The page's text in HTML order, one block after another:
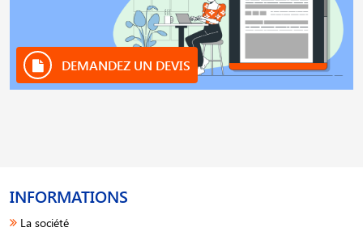
DEMANDEZ UN DEVIS
INFORMATIONS
La société